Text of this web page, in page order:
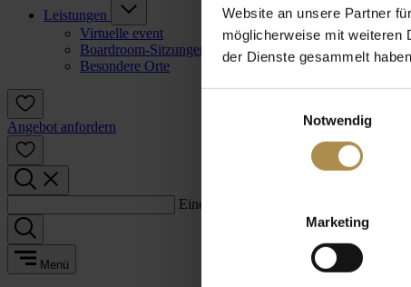
Website an unsere Partner
möglicherweise mit weiteren
der Dienste gesammelt
Notwendig
Marketing
Leistungen
Virtuelle event
Boardroom-Sitzungen
Besondere Orte
Angebot anfordern
Einen Suchbegriff eingeben:
Menü